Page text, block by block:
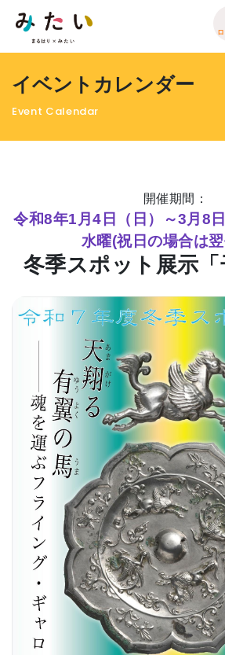
特集
エリア特集
まるはり×みたい お問合わせ イベ
FAQ
イベントカレンダー
Event Calendar
開催期間：
令和8年1月4日（日）～3月8
水曜(祝日の場合は翌
冬季スポット展示